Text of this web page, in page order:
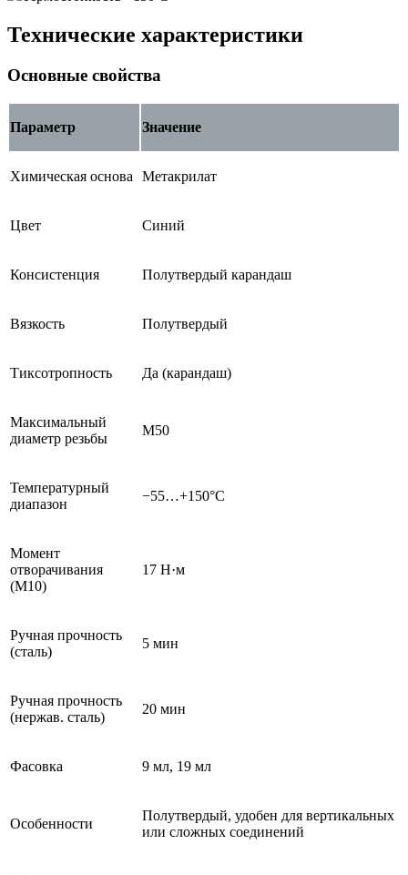
Технические характеристики
Основные свойства
Параметр Значение
Химическая основа Метакрилат
Цвет Синий
Консистенция Полутвердый карандаш
Вязкость Полутвердый
Тиксотропность Да (карандаш)
Максимальный
диаметр резьбы
M50
Температурный
диапазон
−55…+150°C
Момент
отворачивания
(М10)
17 Н·м
Ручная прочность
(сталь)
5 мин
Ручная прочность
(нержав. сталь)
20 мин
Фасовка 9 мл, 19 мл
Особенности
Полутвердый, удобен для вертикальных
или сложных соединений